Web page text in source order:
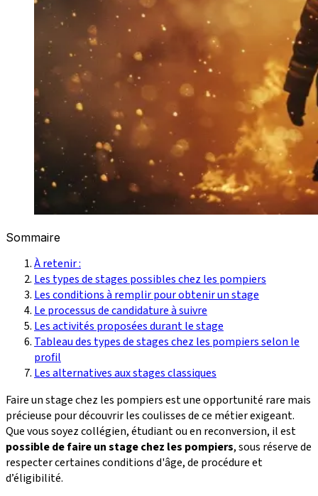
Sommaire
À retenir :
Les types de stages possibles chez les pompiers
Les conditions à remplir pour obtenir un stage
Le processus de candidature à suivre
Les activités proposées durant le stage
Tableau des types de stages chez les pompiers selon le
profil
Les alternatives aux stages classiques
Faire un stage chez les pompiers est une opportunité rare mais
précieuse pour découvrir les coulisses de ce métier exigeant.
Que vous soyez collégien, étudiant ou en reconversion, il est
possible de faire un stage chez les pompiers, sous réserve de
respecter certaines conditions d'âge, de procédure et
d’éligibilité.